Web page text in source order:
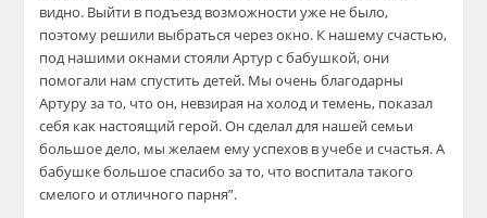
видно. Выйти в подъезд возможности уже не было,
поэтому решили выбраться через окно. К нашему счастью,
под нашими окнами стояли Артур с бабушкой, они
помогали нам спустить детей. Мы очень благодарны
Артуру за то, что он, невзирая на холод и темень, показал
себя как настоящий герой. Он сделал для нашей семьи
большое дело, мы желаем ему успехов в учебе и счастья. А
бабушке большое спасибо за то, что воспитала такого
смелого и отличного парня”.